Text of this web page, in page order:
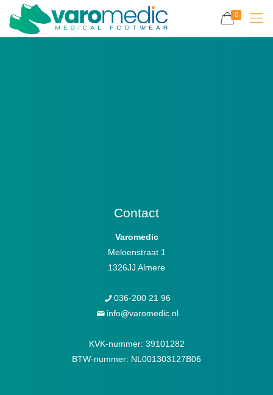
0
Contact
Varomedic
Meloenstraat 1
1326JJ Almere
036-200 21 96
info@varomedic.nl
KVK-nummer: 39101282
BTW-nummer: NL001303127B06